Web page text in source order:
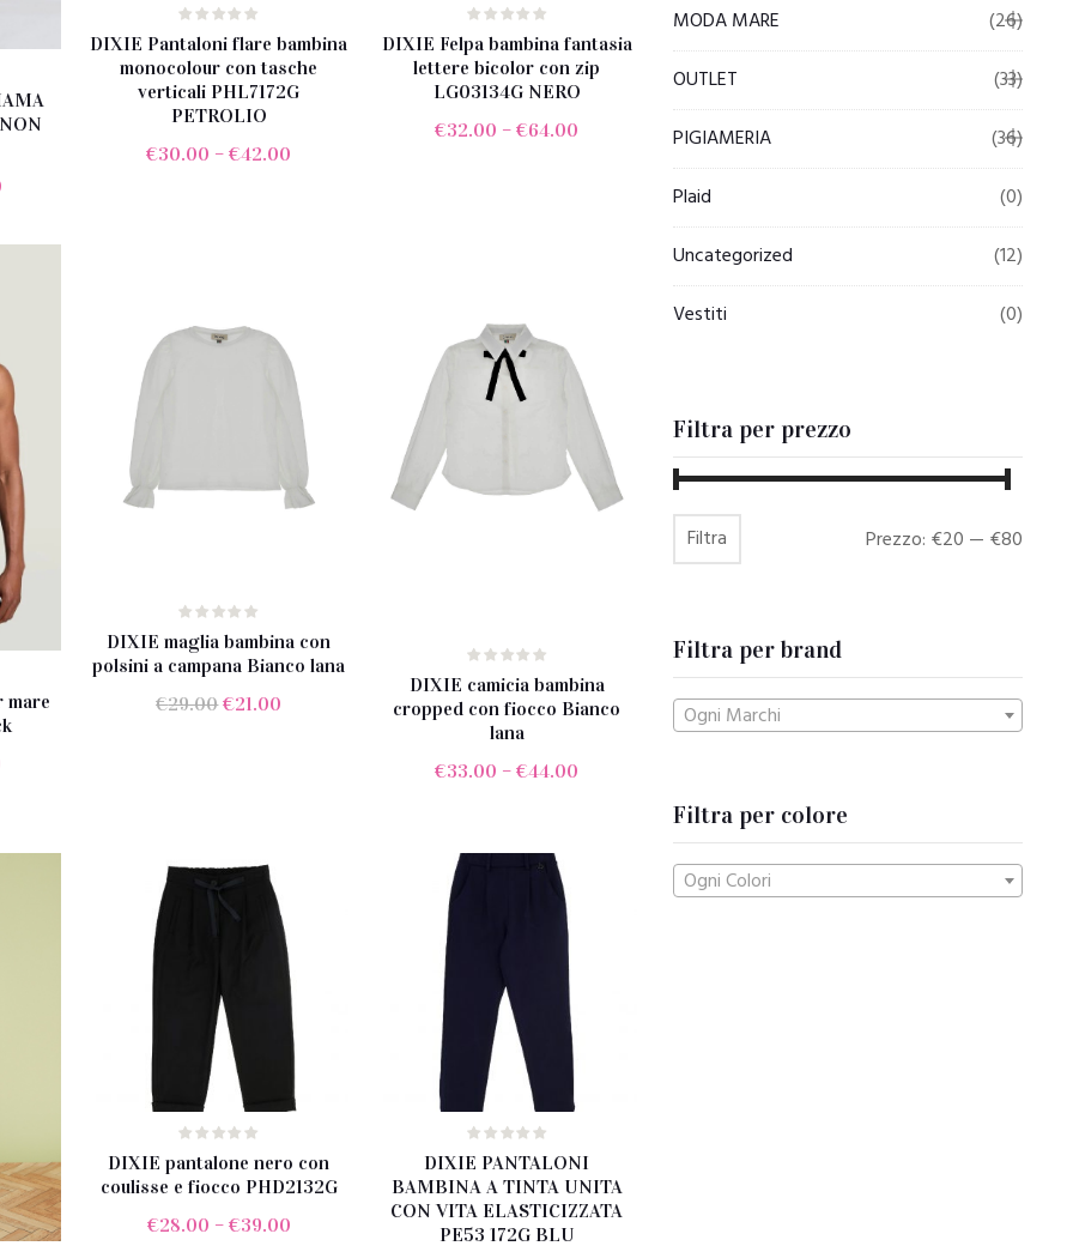
DIXIE Pantaloni flare bambina
monocolour con tasche
verticali PHL7172G
PETROLIO
€30.00 –€42.00
DIXIE Felpa bambina fantasia
lettere bicolor con zip
LG03134G NERO
€32.00 –€64.00
mare
DIXIE maglia bambina con
polsini a campana Bianco lana
€29.00Il
€21.00
DIXIE camicia bambina
cropped con fiocco Bianco
lana
€33.00 –€44.00
DIXIE pantalone nero con
coulisse e fiocco PHD2132G
€28.00 – €39.00
DIXIE PANTALONI
BAMBINA A TINTA UNITA
CON VITA ELASTICIZZATA
PE53 172G BLU
MODA MARE
(26)
OUTLET
(33)
PIGIAMERIA
(36)
Plaid
(0)
Uncategorized
(12)
Vestiti
(0)
Filtra per prezzo
Prezzo
Prezzo
Filtra Prezzo: €20 — €80
Filtra per brand
Ogni Marchi
Filtra per colore
Ogni Colori